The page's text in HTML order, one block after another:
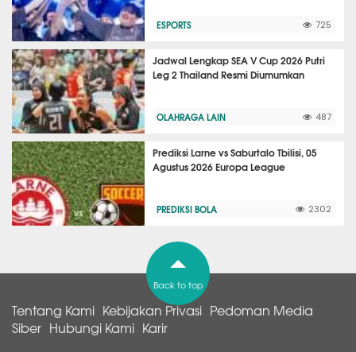
ESPORTS 725
Jadwal Lengkap SEA V Cup 2026 Putri
Leg 2 Thailand Resmi Diumumkan
OLAHRAGA LAIN 487
Prediksi Larne vs Saburtalo Tbilisi, 05
Agustus 2026 Europa League
PREDIKSI BOLA 2302
Back to top
Tentang Kami Kebijakan Privasi Pedoman Media
Siber Hubungi Kami Karir